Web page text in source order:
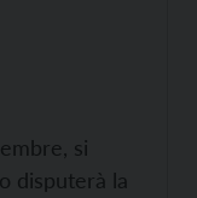
si
disputerà la